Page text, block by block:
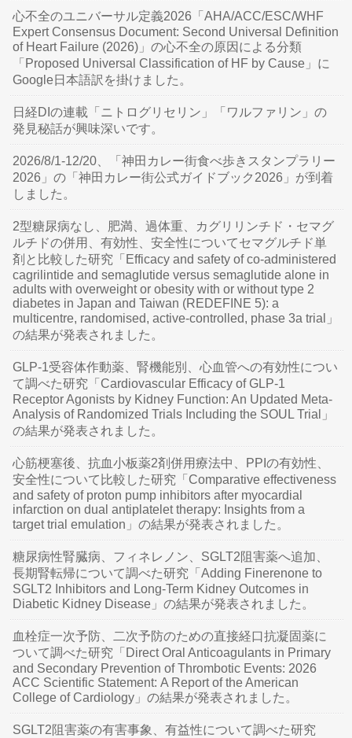
心不全のユニバーサル定義2026「AHA/ACC/ESC/WHF
Expert Consensus Document: Second Universal Definition
of Heart Failure (2026)」の心不全の原因による分類
「Proposed Universal Classification of HF by Cause」に
Google日本語訳を掛けました。
日経DIの連載「ニトログリセリン」「ワルファリン」の
発見秘話が興味深いです。
2026/8/1-12/20、「神田カレー街食べ歩きスタンプラリー
2026」の「神田カレー街公式ガイドブック2026」が到着
しました。
2型糖尿病なし、肥満、過体重、カグリリンチド・セマグ
ルチドの併用、有効性、安全性についてセマグルチド単
剤と比較した研究「Efficacy and safety of co-administered
cagrilintide and semaglutide versus semaglutide alone in
adults with overweight or obesity with or without type 2
diabetes in Japan and Taiwan (REDEFINE 5): a
multicentre, randomised, active-controlled, phase 3a trial」
の結果が発表されました。
GLP-1受容体作動薬、腎機能別、心血管への有効性につい
て調べた研究「Cardiovascular Efficacy of GLP-1
Receptor Agonists by Kidney Function: An Updated Meta-
Analysis of Randomized Trials Including the SOUL Trial」
の結果が発表されました。
心筋梗塞後、抗血小板薬2剤併用療法中、PPIの有効性、
安全性について比較した研究「Comparative effectiveness
and safety of proton pump inhibitors after myocardial
infarction on dual antiplatelet therapy: Insights from a
target trial emulation」の結果が発表されました。
糖尿病性腎臓病、フィネレノン、SGLT2阻害薬へ追加、
長期腎転帰について調べた研究「Adding Finerenone to
SGLT2 Inhibitors and Long-Term Kidney Outcomes in
Diabetic Kidney Disease」の結果が発表されました。
血栓症一次予防、二次予防のための直接経口抗凝固薬に
ついて調べた研究「Direct Oral Anticoagulants in Primary
and Secondary Prevention of Thrombotic Events: 2026
ACC Scientific Statement: A Report of the American
College of Cardiology」の結果が発表されました。
SGLT2阻害薬の有害事象、有益性について調べた研究